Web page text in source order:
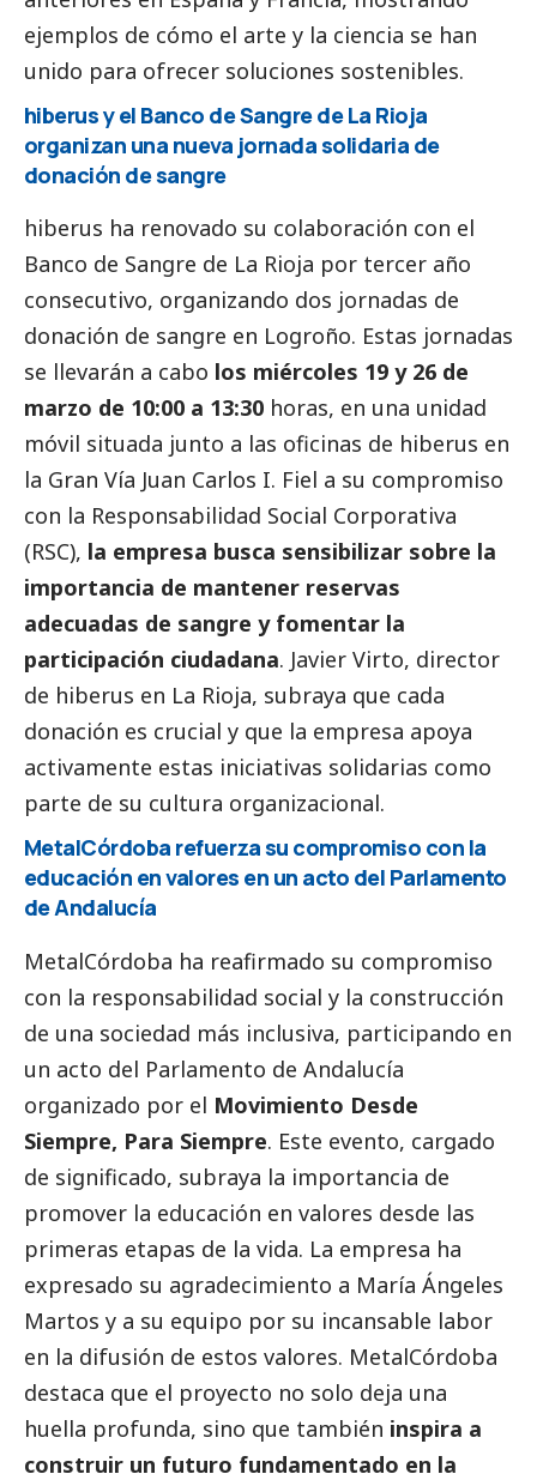
ejemplos de cómo el arte y la ciencia se han
unido para ofrecer soluciones sostenibles.
hiberus y el Banco de Sangre de La Rioja
organizan una nueva jornada solidaria de
donación de sangre
hiberus ha renovado su colaboración con el
Banco de Sangre de La Rioja por tercer año
consecutivo, organizando dos jornadas de
donación de sangre en Logroño. Estas jornadas
se llevarán a cabo los miércoles 19 y 26 de
marzo de 10:00 a 13:30 horas, en una unidad
móvil situada junto a las oficinas de hiberus en
la Gran Vía Juan Carlos I. Fiel a su compromiso
con la Responsabilidad Social Corporativa
(RSC), la empresa busca sensibilizar sobre la
importancia de mantener reservas
adecuadas de sangre y fomentar la
participación ciudadana. Javier Virto, director
de hiberus en La Rioja, subraya que cada
donación es crucial y que la empresa apoya
activamente estas iniciativas solidarias como
parte de su cultura organizacional.
MetalCórdoba refuerza su compromiso con la
educación en valores en un acto del Parlamento
de Andalucía
MetalCórdoba ha reafirmado su compromiso
con la responsabilidad social y la construcción
de una sociedad más inclusiva, participando en
un acto del Parlamento de Andalucía
organizado por el Movimiento Desde
Siempre, Para Siempre. Este evento, cargado
de significado, subraya la importancia de
promover la educación en valores desde las
primeras etapas de la vida. La empresa ha
expresado su agradecimiento a María Ángeles
Martos y a su equipo por su incansable labor
en la difusión de estos valores. MetalCórdoba
destaca que el proyecto no solo deja una
huella profunda, sino que también inspira a
construir un futuro fundamentado en la